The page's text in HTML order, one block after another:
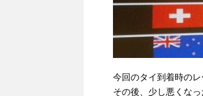
今回のタイ到着時のレ
その後、少し悪くなっ